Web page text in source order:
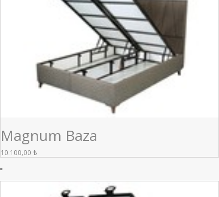
Magnum Baza
10.100,00 ₺